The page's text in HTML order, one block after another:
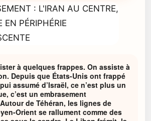
à quelques frappes. On assiste à
Depuis que États-Unis ont frappé
assumé d’Israël, ce n’est plus un
c’est un embrasement
de Téhéran, les lignes de
Orient se rallument comme des